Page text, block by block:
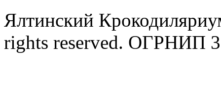
Ялтинский
rights reserved. ОГРНИП